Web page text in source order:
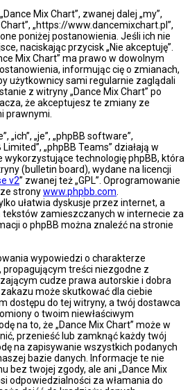
Mix Chart”, zwanej dalej „my”,
Chart”, „https://www.dancemixchart.pl”,
poniżej postanowienia. Jeśli ich nie
naciskając przycisk „Nie akceptuję”.
Mix Chart” ma prawo w dowolnym
informując cię o zmianach,
użytkownicy sami regularnie zaglądali
z witryny „Dance Mix Chart” po
że akceptujesz te zmiany ze
prawnymi.
„ich”, „je”, „phpBB software”,
„phpBB Teams” działają w
technologię phpBB, która
(bulletin board), wydane na licencji
v2” zwanej też „GPL”. Oprogramowanie
stronywww.phpbb.com
ułatwia dyskusje przez internet, a
zamieszczanych w internecie za
o phpBB można znaleźć na stronie
wypowiedzi o charakterze
treści niezgodne z
cudze prawa autorskie i dobra
może skutkować dla ciebie
dostępu do tej witryny, a twój dostawca
o twoim niewłaściwym
na to, że „Dance Mix Chart” może w
przenieść lub zamknąć każdy twój
na zapisywanie wszystkich podanych
bazie danych. Informacje te nie
bez twojej zgody, ale ani „Dance Mix
odpowiedzialności za włamania do